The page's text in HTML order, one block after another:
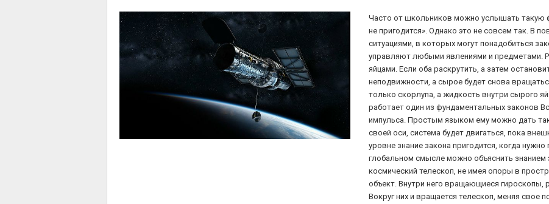
Часто от школьников можно услышать такую
не пригодится». Однако это не совсем так. В
ситуациями, в которых могут понадобиться
управляют любыми явлениями и предметами.
яйцами. Если оба раскрутить, а затем
неподвижности, а сырое будет снова
только скорлупа, а жидкость внутри сырого
работает один из фундаментальных законов
импульса. Простым языком ему можно дать
своей оси, система будет двигаться, пока
уровне знание закона пригодится, когда
глобальном смысле можно объяснить знанием
космический телескоп, не имея опоры в
объект. Внутри него вращающиеся гироскопы,
Вокруг них и вращается телескоп, меняя свое